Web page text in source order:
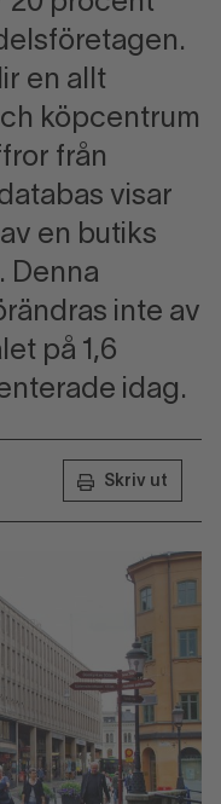
en allt
köpcentrum
från
visar
en butiks
Denna
inte av
på 1,6
idag.
Skriv ut